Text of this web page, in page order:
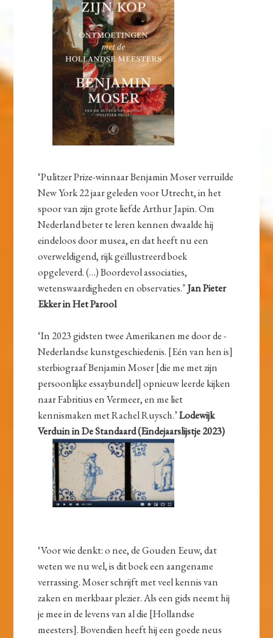
‘Pulitzer Prize-winnaar Benjamin Moser verruilde
New York 22 jaar geleden voor Utrecht, in het
spoor van zijn grote liefde Arthur Japin. Om
Nederland beter te leren kennen dwaalde hij
eindeloos door musea, en dat heeft nu een
overweldigend, rijk geïllustreerd boek
opgeleverd. (…) Boordevol associaties,
wetenswaardigheden en observaties.’ Jan Pieter
Ekker in Het Parool
‘In 2023 gidsten twee Amerikanen me door de ­
Nederlandse kunstgeschiedenis. [Eén van hen is]
sterbiograaf Benjamin Moser [die me met zijn
persoonlijke essaybundel] opnieuw leerde kijken
naar Fabritius en Vermeer, en me liet
kennismaken met Rachel Ruysch.’Lodewijk
Verduin in De Standaard (Eindejaarslijstje 2023)
‘Voor wie denkt: o nee, de Gouden Eeuw, dat
weten we nu wel, is dit boek een aangename
verrassing. Moser schrijft met veel kennis van
zaken en merkbaar plezier. Als een gids neemt hij
je mee in de levens van al die [Hollandse
meesters]. Bovendien heeft hij een goede neus